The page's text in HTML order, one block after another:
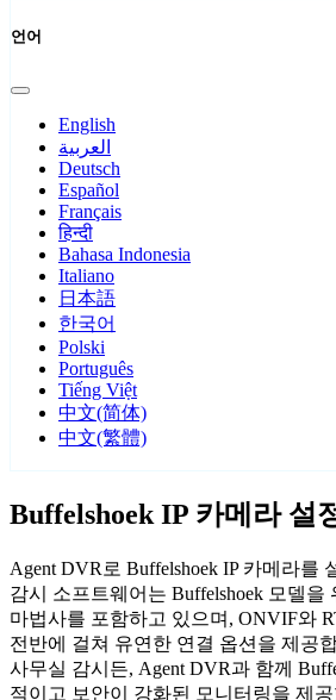
언어
English
العربية
Deutsch
Español
Français
हिन्दी
Bahasa Indonesia
Italiano
日本語
한국어
Polski
Português
Tiếng Việt
中文(简体)
中文(繁體)
Buffelshoek IP 카메라 설
Agent DVR로 Buffelshoek IP 카메라를
감시 소프트웨어는 Buffelshoek 모델을
마법사를 포함하고 있으며, ONVIF와
전반에 걸쳐 유연한 연결 옵션을 제공
사무실 감시든, Agent DVR과 함께
적이고 보안이 강화된 모니터링을 제